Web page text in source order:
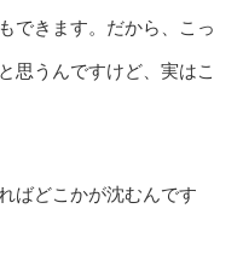
できます。だから、こっ
思うんですけど、実はこ
ばどこかが沈むんです